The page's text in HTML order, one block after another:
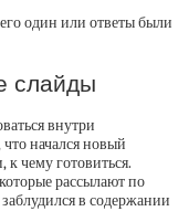
один или ответы были
слайды
внутри
начался новый
к чему готовиться.
рассылают по
в содержании